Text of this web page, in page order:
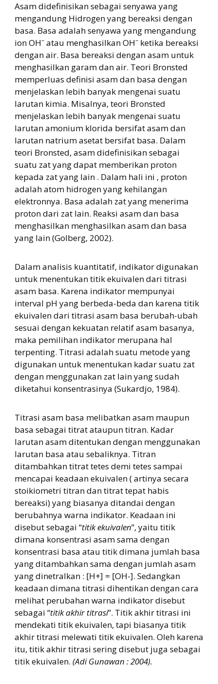
Asam didefinisikan sebagai senyawa yang
mengandung Hidrogen yang bereaksi dengan
basa. Basa adalah senyawa yang mengandung
ion OH– atau menghasilkan OH– ketika bereaksi
dengan air. Basa bereaksi dengan asam untuk
menghasilkan garam dan air. Teori Bronsted
memperluas definisi asam dan basa dengan
menjelaskan lebih banyak mengenai suatu
larutan kimia. Misalnya, teori Bronsted
menjelaskan lebih banyak mengenai suatu
larutan amonium klorida bersifat asam dan
larutan natrium asetat bersifat basa. Dalam
teori Bronsted, asam didefinisikan sebagai
suatu zat yang dapat memberikan proton
kepada zat yang lain . Dalam hali ini , proton
adalah atom hidrogen yang kehilangan
elektronnya. Basa adalah zat yang menerima
proton dari zat lain. Reaksi asam dan basa
menghasilkan menghasilkan asam dan basa
yang lain (Golberg, 2002).
Dalam analisis kuantitatif, indikator digunakan
untuk menentukan titik ekuivalen dari titrasi
asam basa. Karena indikator mempunyai
interval pH yang berbeda-beda dan karena titik
ekuivalen dari titrasi asam basa berubah-ubah
sesuai dengan kekuatan relatif asam basanya,
maka pemilihan indikator merupana hal
terpenting. Titrasi adalah suatu metode yang
digunakan untuk menentukan kadar suatu zat
dengan menggunakan zat lain yang sudah
diketahui konsentrasinya (Sukardjo, 1984).
Titrasi asam basa melibatkan asam maupun
basa sebagai titrat ataupun titran. Kadar
larutan asam ditentukan dengan menggunakan
larutan basa atau sebaliknya. Titran
ditambahkan titrat tetes demi tetes sampai
mencapai keadaan ekuivalen ( artinya secara
stoikiometri titran dan titrat tepat habis
bereaksi) yang biasanya ditandai dengan
berubahnya warna indikator. Keadaan ini
disebut sebagai “titik ekuivalen”, yaitu titik
dimana konsentrasi asam sama dengan
konsentrasi basa atau titik dimana jumlah basa
yang ditambahkan sama dengan jumlah asam
yang dinetralkan : [H+] = [OH-]. Sedangkan
keadaan dimana titrasi dihentikan dengan cara
melihat perubahan warna indikator disebut
sebagai “titik akhir titrasi”. Titik akhir titrasi ini
mendekati titik ekuivalen, tapi biasanya titik
akhir titrasi melewati titik ekuivalen. Oleh karena
itu, titik akhir titrasi sering disebut juga sebagai
titik ekuivalen. (Adi Gunawan : 2004).